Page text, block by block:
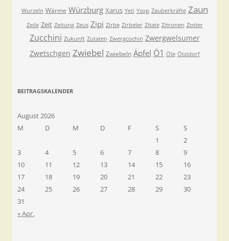
Wurzeln Wärme Würzburg Xarus Yeti Ysop Zauberkräfte Zaun
Zeile Zeit Zeitung Zeus Zipi Zirbe Zirbeler Zitate Zitronen Zotter
Zucchini Zukunft Zutaten Zwergcochin Zwergwelsumer
Zwetschgen Zwiebel Zwiebeln Äpfel Ö1 Öle Ötzidorf
BEITRAGSKALENDER
August 2026
M
D M D F S
S
1
2
3
4 5 6 7 8
9
10
11 12 13 14 15
16
17
18 19 20 21 22
23
24
25 26 27 28 29
30
31
« Apr.